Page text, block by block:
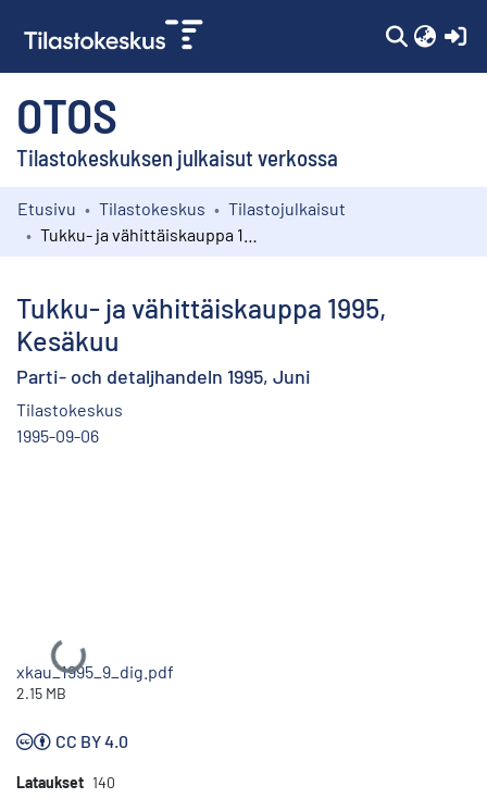
OTOS
Tilastokeskuksen julkaisut verkossa
Kokoelmat
Etusivu Tilastokeskus
Tilastojulkaisut
Tukku- ja vähittäiskauppa 1995,
Kesäkuu
Parti- och detaljhandeln 1995, Juni
Tilastokeskus
1995-09-06
Ladataan...
xkau_1995_9_dig.pdf
2.15 MB
CC BY 4.0
Lataukset 140